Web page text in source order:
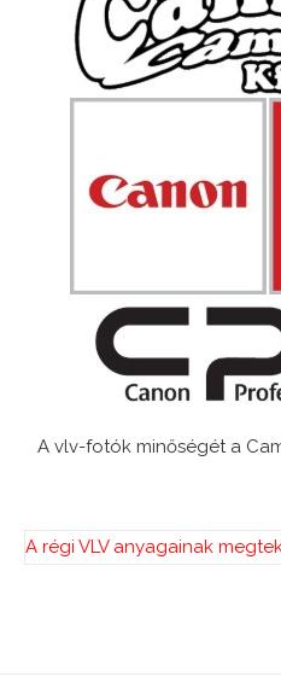
A vlv-fotók minőségét a
A régi VLV anyagainak